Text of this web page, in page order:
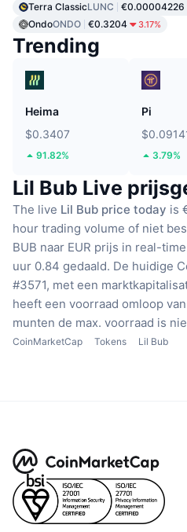
Terra ClassicLUNC €0.00004226
OndoONDO €0.3204 3.17%
Trending
Heima
$0.3407
91.82%
Pi
3.79%
Lil Bub Live
The live Lil Bub price today is
hour trading volume of niet
BUB naar EUR prijs in real-
uur 0.84 gedaald. De huidige
#3571, met een
heeft een voorraad omloop
munten de max. voorraad is
CoinMarketCap Tokens Lil Bub